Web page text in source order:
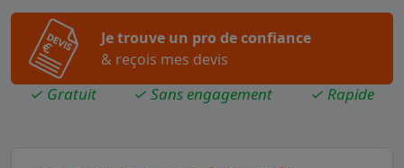
Je trouve un pro de confiance
& reçois mes devis
✓ Gratuit ✓ Sans engagement ✓ Rapide